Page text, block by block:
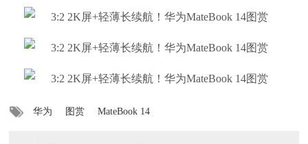
华为 图赏 MateBook 14